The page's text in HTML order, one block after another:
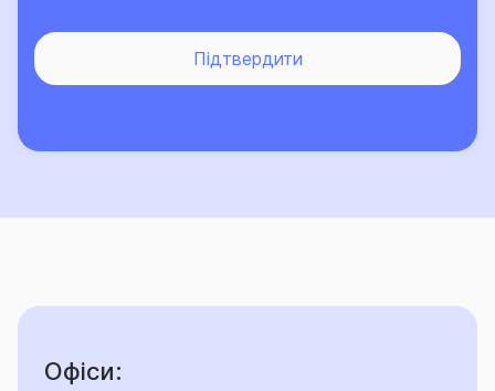
-н
есплата чергової частини страхової премії в
установлений договором строк є підставою для
- в разі невчасного повідомлення про настання
дострокового припинення дії договору, обмеження
страховій виплаті.
Підтвердити
Офіси: